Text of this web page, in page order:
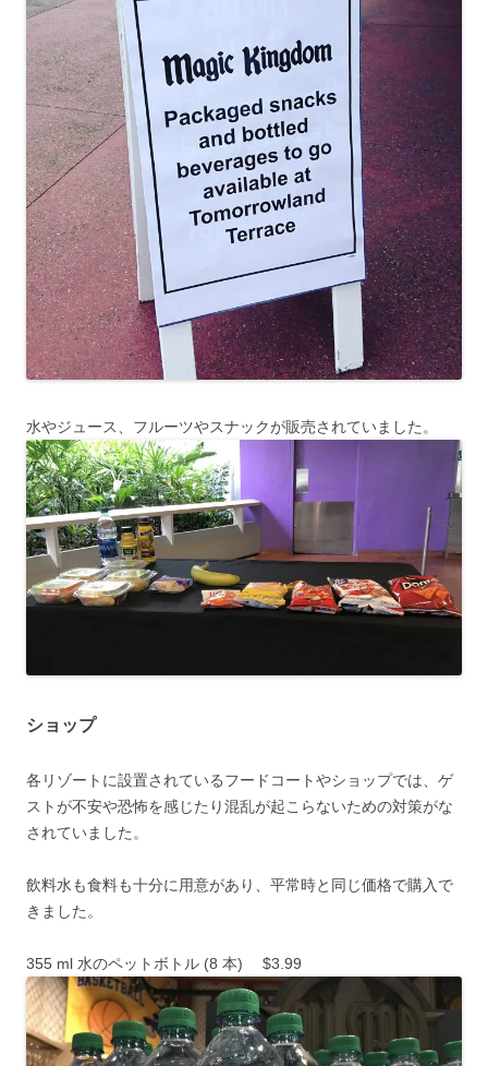
水やジュース、フルーツやスナックが販売されていました。
ショップ
各リゾートに設置されているフードコートやショップでは、ゲ
ストが不安や恐怖を感じたり混乱が起こらないための対策がな
されていました。
飲料水も食料も十分に用意があり、平常時と同じ価格で購入で
きました。
355 ml 水のペットボトル (8 本) $3.99